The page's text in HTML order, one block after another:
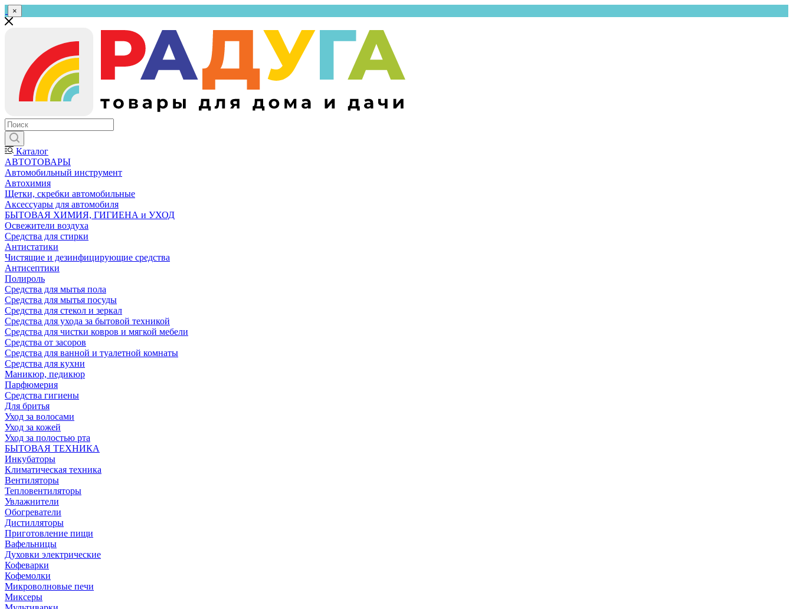
×
Каталог
АВТОТОВАРЫ
Автомобильный инструмент
Автохимия
Щетки, скребки автомобильные
Аксессуары для автомобиля
БЫТОВАЯ ХИМИЯ, ГИГИЕНА и УХОД
Освежители воздуха
Средства для стирки
Антистатики
Чистящие и дезинфицирующие средства
Антисептики
Полироль
Средства для мытья пола
Средства для мытья посуды
Средства для стекол и зеркал
Средства для ухода за бытовой техникой
Средства для чистки ковров и мягкой мебели
Средства от засоров
Средства для ванной и туалетной комнаты
Средства для кухни
Маникюр, педикюр
Парфюмерия
Средства гигиены
Для бритья
Уход за волосами
Уход за кожей
Уход за полостью рта
БЫТОВАЯ ТЕХНИКА
Инкубаторы
Климатическая техника
Вентиляторы
Тепловентиляторы
Увлажнители
Обогреватели
Дистилляторы
Приготовление пищи
Вафельницы
Духовки электрические
Кофеварки
Кофемолки
Микроволновые печи
Миксеры